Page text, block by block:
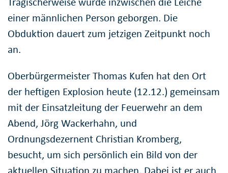
einer männlichen Person geborgen. Die
Obduktion dauert zum jetzigen Zeitpunkt noch
an.
Oberbürgermeister Thomas Kufen hat den Ort
der heftigen Explosion heute (12.12.) gemeinsam
mit der Einsatzleitung der Feuerwehr an dem
Abend, Jörg Wackerhahn, und
Ordnungsdezernent Christian Kromberg,
besucht, um sich persönlich ein Bild von der
aktuellen Situation zu machen. Dabei ist er auch